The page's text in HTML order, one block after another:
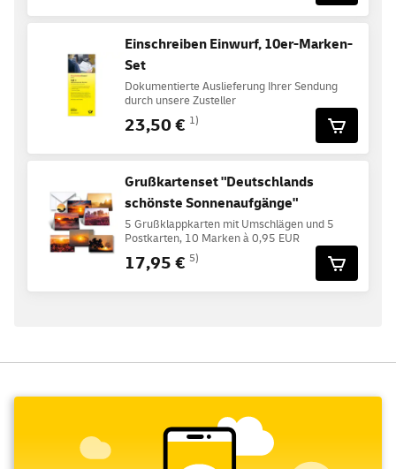
Einschreiben Einwurf, 10er-Marken-
Set
Dokumentierte Auslieferung Ihrer Sendung
durch unsere Zusteller
23,50 € 1)
Grußkartenset "Deutschlands
schönste Sonnenaufgänge"
5 Grußklappkarten mit Umschlägen und 5
Postkarten, 10 Marken à 0,95 EUR
17,95 € 5)